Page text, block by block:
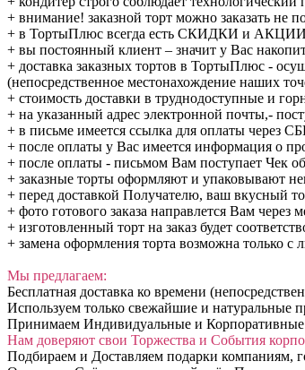
+ внимание! заказной торт можно заказать не
+ в ТортыПлюс всегда есть СКИДКИ и
+ вы постоянный клиент – значит у Вас
+ доставка заказных тортов в ТортыПлюс -
(непосредственное местонахождение наших
+ стоимость доставки в труднодоступные и
+ на указанный адрес электронной почты,-
+ в письме имеется ссылка для оплаты через
+ после оплаты у Вас имеется информация о
+ после оплаты - письмом Вам поступает Чек
+ заказные торты оформляют и упаковывают
+ перед доставкой Получателю, ваш вкусный
+ фото готового заказа направлется Вам через
+ изготовленный торт на заказ будет
+ замена оформления торта возможна только с
Мы предлагаем:
Бесплатная доставка ко времени
Используем только свежайшие и натуральные
Принимаем Индивидуальные и Корпоративные
Нам доверяют свои Торжества и События
Подбираем и Доставляем подарки компаниям,